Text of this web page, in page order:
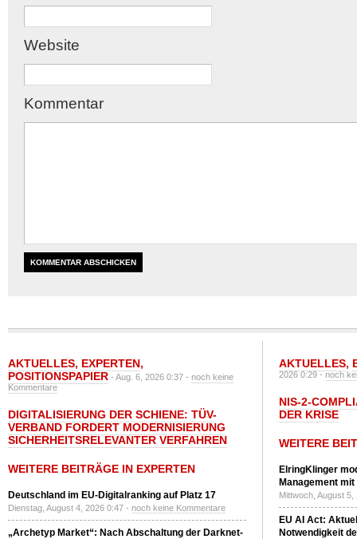
Website
Kommentar
AKTUELLES, EXPERTEN,
POSITIONSPAPIER - Aug. 6, 2026 0:37 - noch keine
Kommentare
DIGITALISIERUNG DER SCHIENE: TÜV-
VERBAND FORDERT MODERNISIERUNG
SICHERHEITSRELEVANTER VERFAHREN
WEITERE BEITRÄGE IN EXPERTEN
Deutschland im EU-Digitalranking auf Platz 17
Dienstag, August 4, 2026 0:47 - noch keine Kommentare
„Archetyp Market“: Nach Abschaltung der Darknet-
AKTUELLES,
2026 0:29 -noch
NIS-2-
DER KRISE
WEITERE
ElringKlinger
Management
Mittwoch, August
EU AI Act:
Notwendigkeit